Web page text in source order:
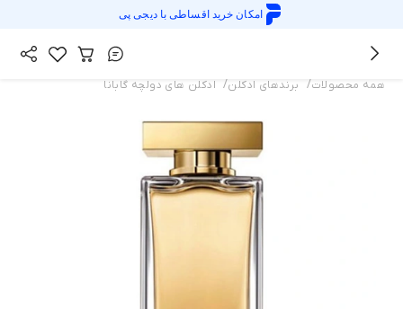
امکان خرید اقساطی بادیجی پی
همه محصولات/ برندهای ادکلن/ ادکلن های دولچه گابانا